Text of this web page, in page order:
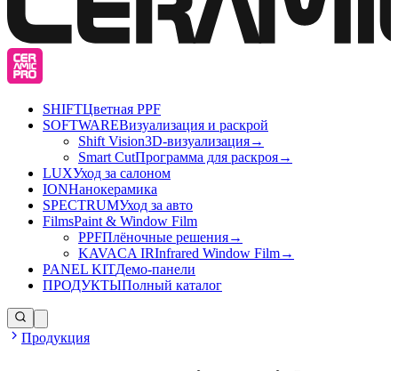
SHIFTЦветная PPF
SOFTWAREВизуализация и раскрой
Shift Vision3D-визуализация→
Smart CutПрограмма для раскроя→
LUXУход за салоном
IONНанокерамика
SPECTRUMУход за авто
FilmsPaint & Window Film
PPFПлёночные решения→
KAVACA IRInfrared Window Film→
PANEL KITДемо-панели
ПРОДУКТЫПолный каталог
Продукция